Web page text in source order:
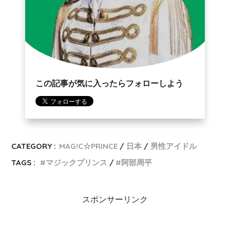
この記事が気に入ったらフォローしよう
CATEGORY : MAG!C☆PRINCE 日本
男性アイドル
TAGS :
マジックプリンス 阿部周平
スポンサーリンク